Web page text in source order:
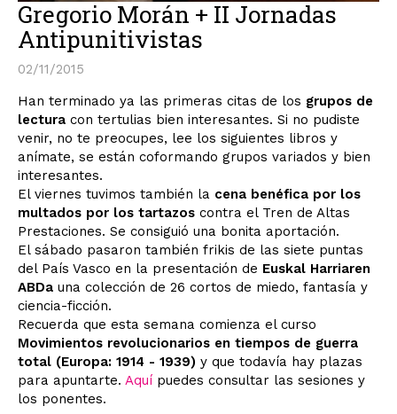
Gregorio Morán + II Jornadas
Antipunitivistas
02/11/2015
Han terminado ya las primeras citas de los grupos de
lectura con tertulias bien interesantes. Si no pudiste
venir, no te preocupes, lee los siguientes libros y
anímate, se están coformando grupos variados y bien
interesantes.
El viernes tuvimos también la cena benéfica por los
multados por los tartazos contra el Tren de Altas
Prestaciones. Se consiguió una bonita aportación.
El sábado pasaron también frikis de las siete puntas
del País Vasco en la presentación de Euskal Harriaren
ABDa una colección de 26 cortos de miedo, fantasía y
ciencia-ficción.
Recuerda que esta semana comienza el curso
Movimientos revolucionarios en tiempos de guerra
total (Europa: 1914 - 1939) y que todavía hay plazas
para apuntarte. Aquí puedes consultar las sesiones y
los ponentes.